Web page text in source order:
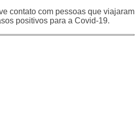
contato com pessoas que viajaram
positivos para a Covid-19.